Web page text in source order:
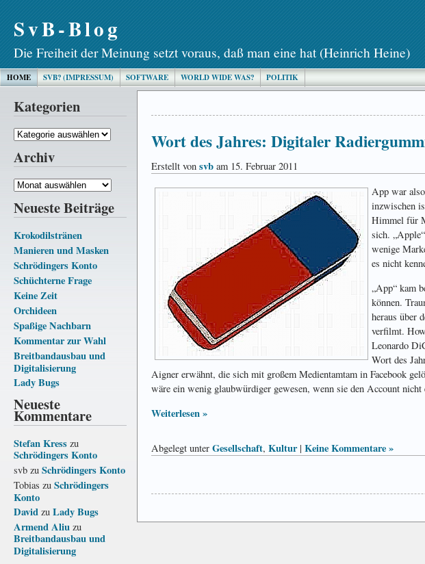
SvB-Blog
Die Freiheit der Meinung setzt voraus, daß man eine hat (Heinrich Heine)
HOME SVB? (IMPRESSUM) SOFTWARE WORLD WIDE WAS? POLITIK
Kategorien
Kategorien
Archiv
Archiv
Neueste Beiträge
Krokodilstränen
Manieren und Masken
Schrödingers Konto
Schüchterne Frage
Keine Zeit
Orchideen
Spaßige Nachbarn
Kommentar zur Wahl
Breitbandausbau und
Digitalisierung
Lady Bugs
Neueste
Kommentare
Stefan Kress zu
Schrödingers Konto
svb zu Schrödingers Konto
Tobias zu Schrödingers
Konto
David zu Lady Bugs
Armend Aliu zu
Breitbandausbau und
Digitalisierung
Wort des Jahres: Digitaler
Erstellt von svb am 15. Februar 2011
App war
inzwischen
Himmel für
sich.
wenige
es nicht
„App“ kam
können.
heraus über
verfilmt.
Leonardo
Wort des
Aigner erwähnt, die sich mit großem Medientamtam in Facebook
wäre ein wenig glaubwürdiger gewesen, wenn sie den Account
Weiterlesen »
Abgelegt unter Gesellschaft, Kultur| Keine Kommentare »